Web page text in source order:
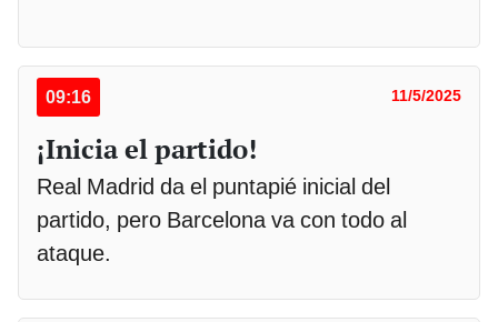
09:16 11/5/2025
¡Inicia el partido!
Real Madrid da el puntapié inicial del
partido, pero Barcelona va con todo al
ataque.